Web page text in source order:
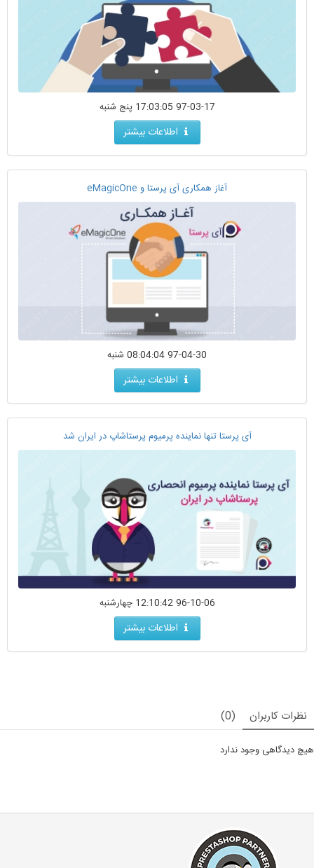
97-03-17 17:03:05 پنج شنبه
اطلاعات بیشتر
آغاز همکاری آی پرستا و eMagicOne
97-04-30 08:04:04 شنبه
اطلاعات بیشتر
آی پرستا تنها نماینده پرمیوم پرستاشاپ در ایران شد
96-10-06 12:10:42 چهارشنبه
اطلاعات بیشتر
نظرات کاربران (0)
هیچ دیدگاهی وجود ندارد